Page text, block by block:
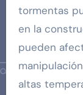
tormentas
en la
pueden
altas